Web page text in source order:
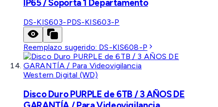
IP65 / Soporta 1 Departamento
DS-KIS603-PDS-KIS603-P
Reemplazo sugerido: DS-KIS608-P
Western Digital (WD)
Disco Duro PURPLE de 6TB / 3 AÑOS DE